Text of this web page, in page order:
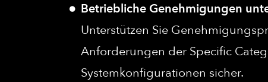
Betriebliche Genehmigungen
Unterstützen Sie
Anforderungen der Specific
Systemkonfigurationen sicher.